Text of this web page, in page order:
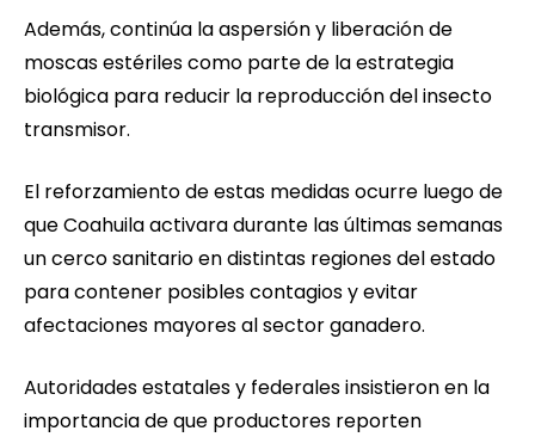
Además, continúa la aspersión y liberación de
moscas estériles como parte de la estrategia
biológica para reducir la reproducción del insecto
transmisor.
El reforzamiento de estas medidas ocurre luego de
que Coahuila activara durante las últimas semanas
un cerco sanitario en distintas regiones del estado
para contener posibles contagios y evitar
afectaciones mayores al sector ganadero.
Autoridades estatales y federales insistieron en la
importancia de que productores reporten